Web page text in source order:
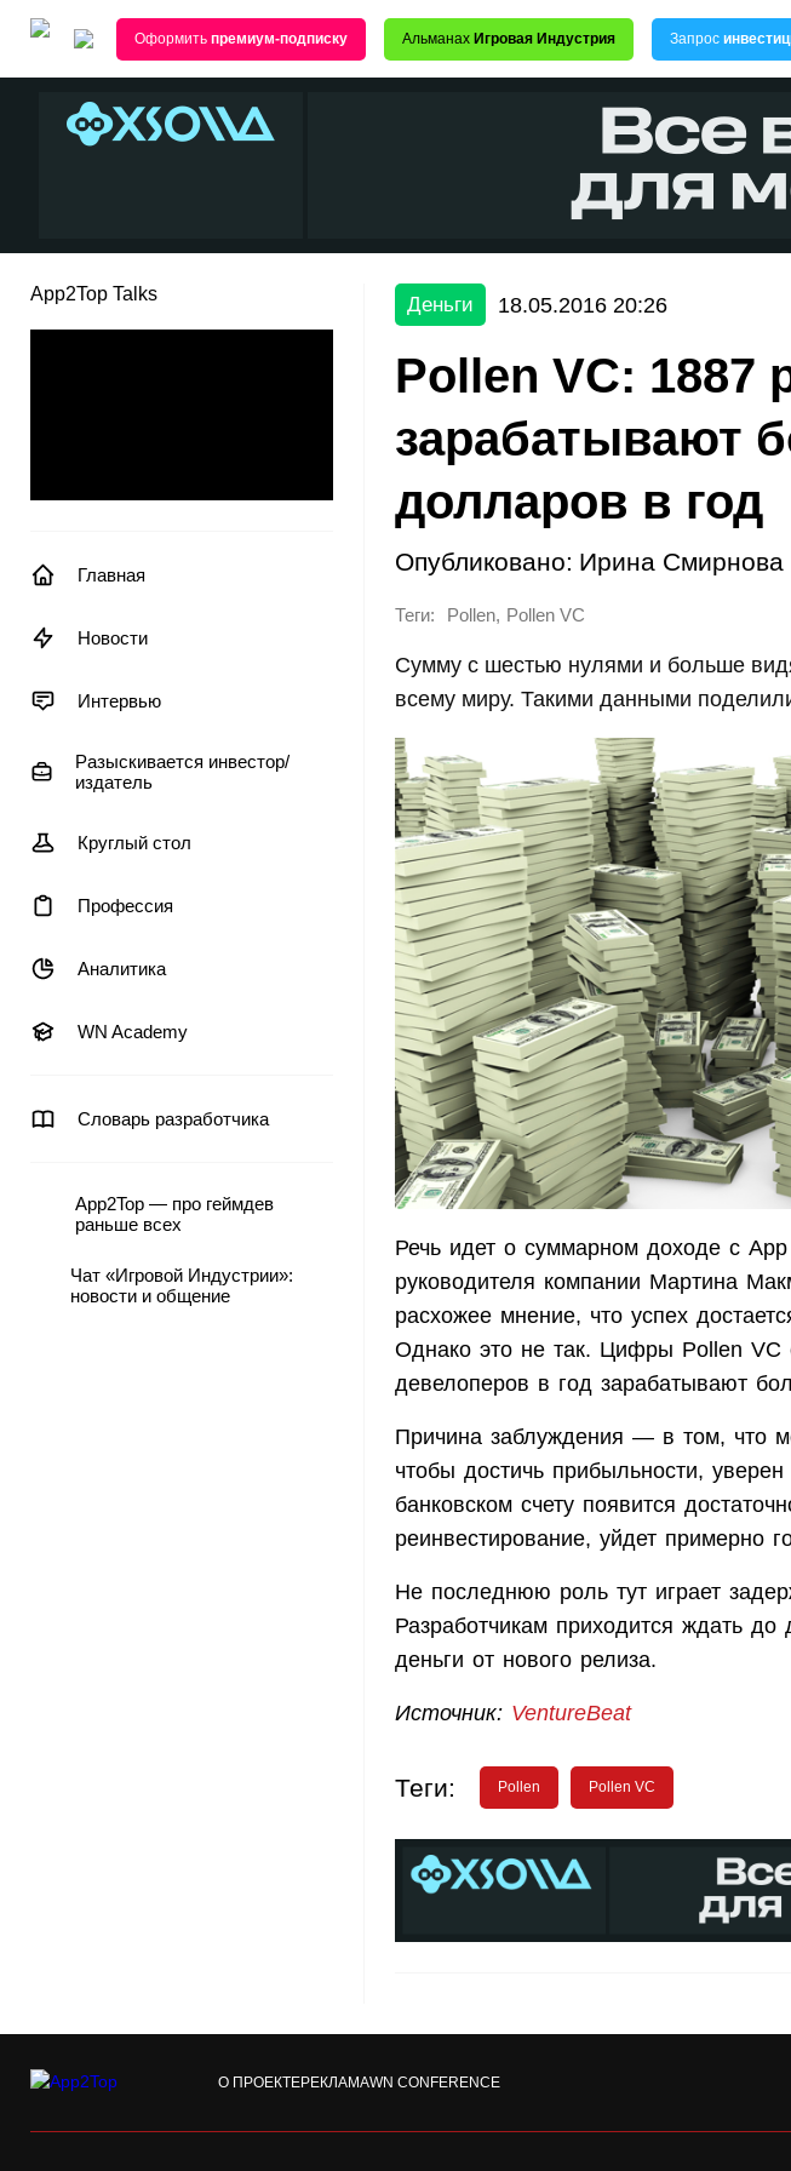
Оформить премиум-подписку Альманах Игровая Индустрия Запрос
App2Top Talks
Главная
Новости
Интервью
Разыскивается инвестор/
издатель
Круглый стол
Профессия
Аналитика
WN Academy
Словарь разработчика
App2Top — про геймдев
раньше всех
Чат «Игровой Индустрии»:
новости и общение
Деньги 18.05.2016 20:26
Pollen VC: 1887
зарабатывают
долларов в год
Опубликовано: Ирина Смирнова
Теги: Pollen, Pollen VC
Сумму с шестью нулями и больше
всему миру. Такими данными
Речь идет о суммарном доходе с
руководителя компании Мартина
расхожее мнение, что успех
Однако это не так. Цифры Pollen VC
девелоперов в год зарабатывают
Причина заблуждения — в том, что
чтобы достичь прибыльности,
банковском счету появится
реинвестирование, уйдет примерно
Не последнюю роль тут играет
Разработчикам приходится ждать
деньги от нового релиза.
Источник: VentureBeat
Теги: Pollen Pollen VC
О ПРОЕКТЕРЕКЛАМАWN CONFERENCE